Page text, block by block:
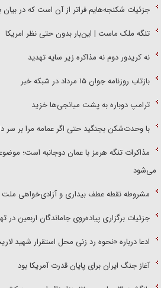
جزئیات شکنجه‌هایم فراتر از آن است که در بیان
تنگه ملک ماست | این‌بار بدون حتی نظر امریکا
نه کریدور دوم نه مذاکره زیر سایه تهدید
بازتاب روزنامه جوان ۱۵ مرداد در شبکه خبر
ترامپ دوباره به پشت میانجی‌ها خزید
با وحدت‌شکن بجنگید حتی اگر عمامه مرا بر سر
مذاکرات تنگه هرمز با عمان دوجانبه است؛
می‌شود
مشروطه نقطه عطف بیداری و آزادی‌خواهی ملت
جزئیات برگزاری پیاده‌روی جاماندگان اربعین در
ادعا درباره «نحوه رد زنی محل استقرار شهید
آغاز جنگ ایران برای پایان قدرت آمریکا بود